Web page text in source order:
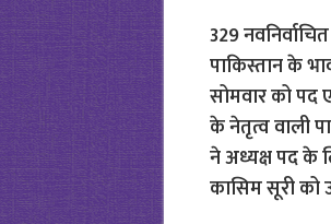
329
पाकिस्तान के
सोमवार को पद
के नेतृत्व वाली
ने अध्यक्ष पद के
कासिम सूरी को